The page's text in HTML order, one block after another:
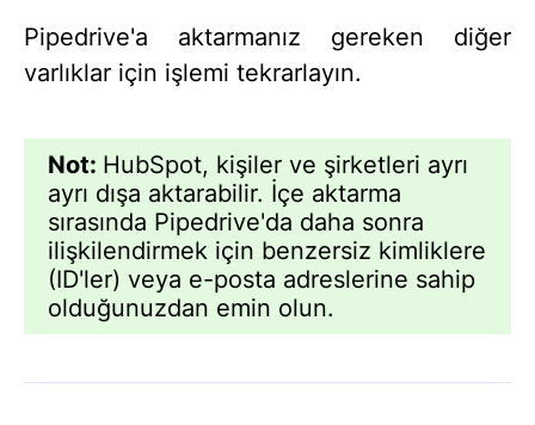
Pipedrive'a aktarmanız gereken diğer
varlıklar için işlemi tekrarlayın.
Not: HubSpot, kişiler ve şirketleri ayrı
ayrı dışa aktarabilir. İçe aktarma
sırasında Pipedrive'da daha sonra
ilişkilendirmek için benzersiz kimliklere
(ID'ler) veya e-posta adreslerine sahip
olduğunuzdan emin olun.